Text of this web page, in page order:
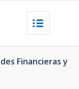
Financieras y